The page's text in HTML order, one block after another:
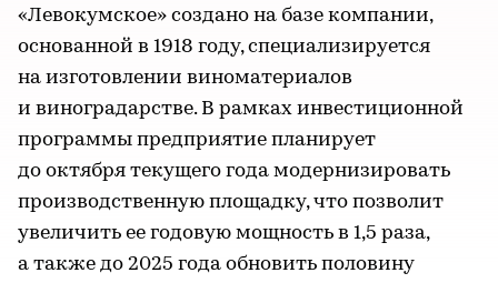
«Левокумское» создано на базе компании,
основанной в 1918 году, специализируется
на изготовлении виноматериалов
и виноградарстве. В рамках инвестиционной
программы предприятие планирует
до октября текущего года модернизировать
производственную площадку, что позволит
увеличить ее годовую мощность в 1,5 раза,
а также до 2025 года обновить половину